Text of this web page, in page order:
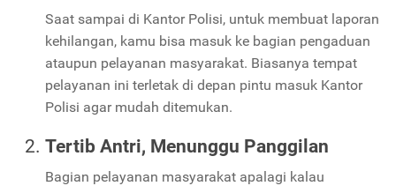
Saat sampai di Kantor Polisi, untuk membuat laporan
kehilangan, kamu bisa masuk ke bagian pengaduan
ataupun pelayanan masyarakat. Biasanya tempat
pelayanan ini terletak di depan pintu masuk Kantor
Polisi agar mudah ditemukan.
Tertib Antri, Menunggu Panggilan
Bagian pelayanan masyarakat apalagi kalau